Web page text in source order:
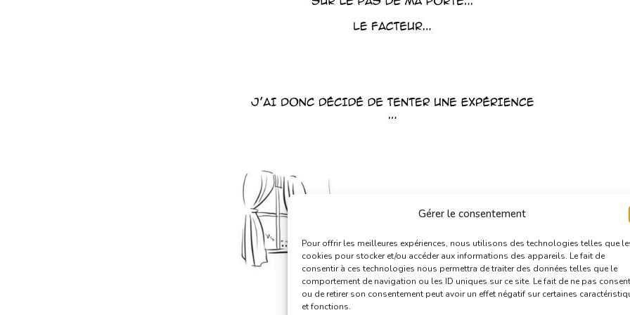
Gérer le consentement
Pour offrir les meilleures expériences, nous utilisons des technologies telles que
cookies pour stocker et/ou accéder aux informations des appareils. Le fait de
consentir à ces technologies nous permettra de traiter des données telles que le
comportement de navigation ou les ID uniques sur ce site. Le fait de ne pas
ou de retirer son consentement peut avoir un effet négatif sur certaines
et fonctions.